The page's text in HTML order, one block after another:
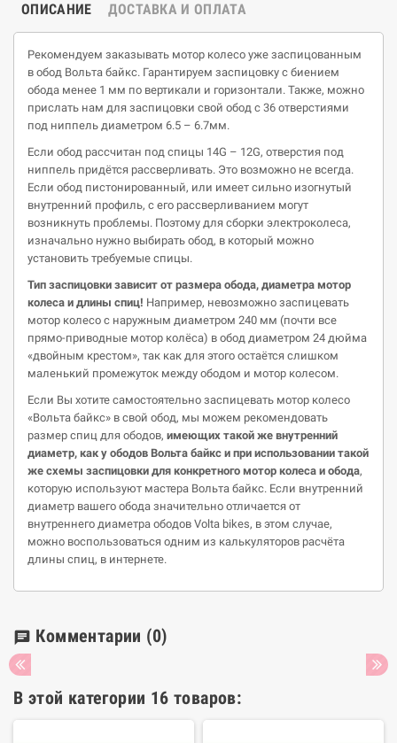
ОПИСАНИЕ ДОСТАВКА И ОПЛАТА
Рекомендуем заказывать мотор колесо уже заспицованным
в обод Вольта байкс. Гарантируем заспицовку с биением
обода менее 1 мм по вертикали и горизонтали. Также, можно
прислать нам для заспицовки свой обод с 36 отверстиями
под ниппель диаметром 6.5 – 6.7мм.
Если обод рассчитан под спицы 14G – 12G, отверстия под
ниппель придётся рассверливать. Это возможно не всегда.
Если обод пистонированный, или имеет сильно изогнутый
внутренний профиль, с его рассверливанием могут
возникнуть проблемы. Поэтому для сборки электроколеса,
изначально нужно выбирать обод, в который можно
установить требуемые спицы.
Тип заспицовки зависит от размера обода, диаметра мотор
колеса и длины спиц! Например, невозможно заспицевать
мотор колесо с наружным диаметром 240 мм (почти все
прямо-приводные мотор колёса) в обод диаметром 24 дюйма
«двойным крестом», так как для этого остаётся слишком
маленький промежуток между ободом и мотор колесом.
Если Вы хотите самостоятельно заспицевать мотор колесо
«Вольта байкс» в свой обод, мы можем рекомендовать
размер спиц для ободов, имеющих такой же внутренний
диаметр, как у ободов Вольта байкс и при использовании такой
же схемы заспицовки для конкретного мотор колеса и обода,
которую используют мастера Вольта байкс. Если внутренний
диаметр вашего обода значительно отличается от
внутреннего диаметра ободов Volta bikes, в этом случае,
можно воспользоваться одним из калькуляторов расчёта
длины спиц, в интернете.
chat Комментарии (0)
В этой категории 16 товаров: